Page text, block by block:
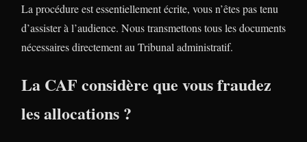
La procédure est essentiellement écrite, vous n’êtes pas tenu
d’assister à l’audience. Nous transmettons tous les documents
nécessaires directement au Tribunal administratif.
La CAF considère que vous fraudez
les allocations ?